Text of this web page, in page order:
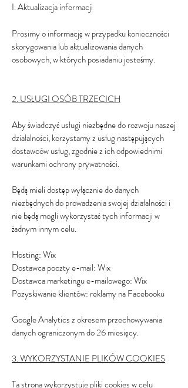
I. Aktualizacja informacji
Prosimy o informację w przypadku konieczności
skorygowania lub aktualizowania danych
osobowych, w których posiadaniu jesteśmy.
2. USŁUGI OSÓB TRZECICH
Aby świadczyć usługi niezbędne do rozwoju naszej
działalności, korzystamy z usług następujących
dostawców usług, zgodnie z ich odpowiednimi
warunkami ochrony prywatności.
Będą mieli dostęp wyłącznie do danych
niezbędnych do prowadzenia swojej działalności i
nie będą mogli wykorzystać tych informacji w
żadnym innym celu.
Hosting: Wix
Dostawca poczty e-mail: Wix
Dostawca marketingu e-mailowego: Wix
Pozyskiwanie klientów: reklamy na Facebooku
Google Analytics z okresem przechowywania
danych ograniczonym do 26 miesięcy.
3. WYKORZYSTANIE PLIKÓW COOKIES
Ta strona wykorzystuje pliki cookies w celu